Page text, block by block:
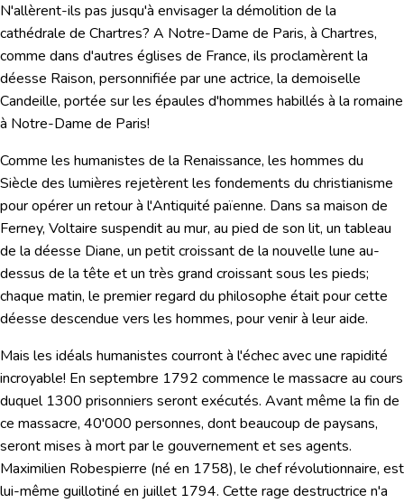
N'allèrent-ils pas jusqu'à envisager la démolition de la
cathédrale de Chartres? A Notre-Dame de Paris, à Chartres,
comme dans d'autres églises de France, ils proclamèrentla
déesse Raison, personnifiée par une actrice, la demoiselle
Candeille, portée sur les épaules d'hommes habillés à la romaine
à Notre-Dame de Paris!
Comme les humanistes de la Renaissance, les hommes du
Siècle des lumières rejetèrent les fondements du christianisme
pour opérer un retour à l'Antiquité païenne. Dans sa maison de
Ferney, Voltaire suspendit au mur, au pied de son lit, un tableau
de la déesse Diane, un petit croissant de la nouvelle lune au-
dessus de la tête et un très grand croissant sous les pieds;
chaque matin, le premier regard du philosophe était pour cette
déesse descendue vers les hommes, pour venir à leur aide.
Mais les idéals humanistes courront à l'échec avec une rapidité
incroyable! En septembre 1792 commence le massacre au cours
duquel 1300 prisonniers seront exécutés. Avant même la fin de
ce massacre, 40'000 personnes, dont beaucoup de paysans,
seront mises à mort par le gouvernement et ses agents.
Maximilien Robespierre (né en 1758), le chef révolutionnaire, est
lui-même guillotiné en juillet 1794. Cette rage destructrice n'a